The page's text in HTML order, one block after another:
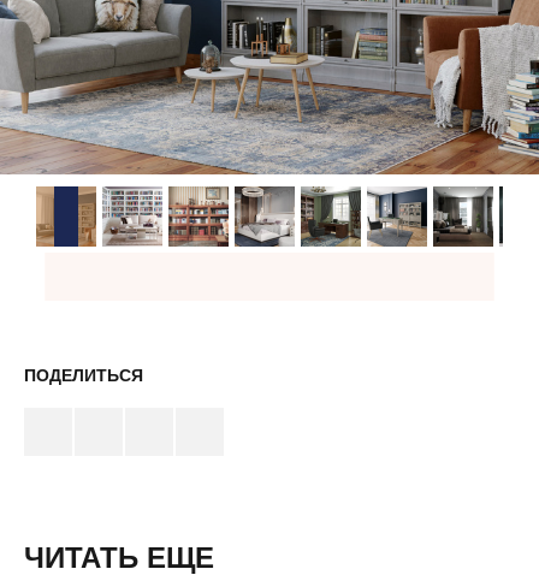
ПОДЕЛИТЬСЯ
ЧИТАТЬ ЕЩЕ